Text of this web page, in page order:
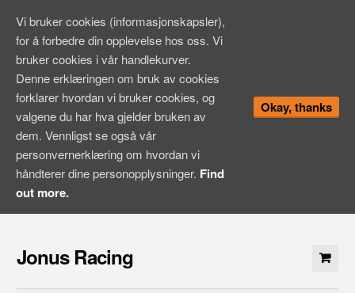
innhold
Jonus Racing
Vi bruker cookies (informasjonskapsler),
for å forbedre din opplevelse hos oss. Vi
bruker cookies i vår handlekurver.
Denne erklæringen om bruk av cookies
forklarer hvordan vi bruker cookies, og
valgene du har hva gjelder bruken av
dem. Vennligst se også vår
personvernerklæring om hvordan vi
håndterer dine personopplysninger. Find
out more.
Okay, thanks